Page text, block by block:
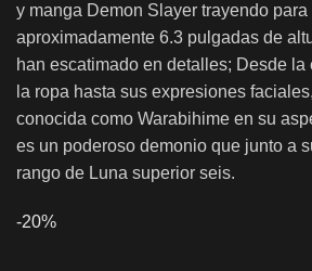
y manga Demon Slayer trayendo
aproximadamente 6.3 pulgadas de
han escatimado en detalles; Desde la
la ropa hasta sus expresiones
conocida como Warabihime en su
es un poderoso demonio que junto a
rango de Luna superior seis.
-20%